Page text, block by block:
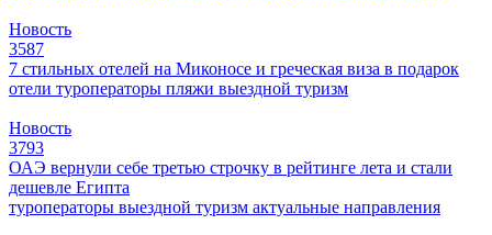
Новость
3587
7 стильных отелей на Миконосе и греческая виза в подарок
отели туроператоры пляжи выездной туризм
Новость
3793
ОАЭ вернули себе третью строчку в рейтинге лета и стали
дешевле Египта
туроператоры выездной туризм актуальные направления